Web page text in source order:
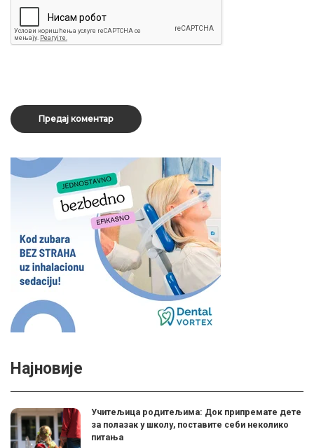
Најновије
Учитељица родитељима: Док припремате дете
за полазак у школу, поставите себи неколико
питања